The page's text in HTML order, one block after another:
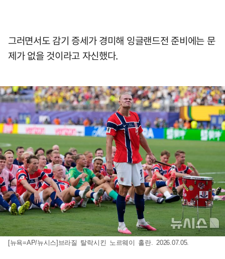
그러면서도 감기 증세가 경미해 잉글랜드전 준비에는 문
제가 없을 것이라고 자신했다.
[뉴욕=AP/뉴시스]브라질 탈락시킨 노르웨이 홀란. 2026.07.05.